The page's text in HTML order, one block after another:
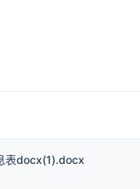
表docx(1).docx